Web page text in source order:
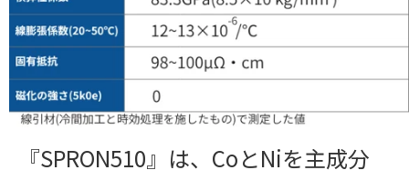
『SPRON510』は、CoとNiを主成分